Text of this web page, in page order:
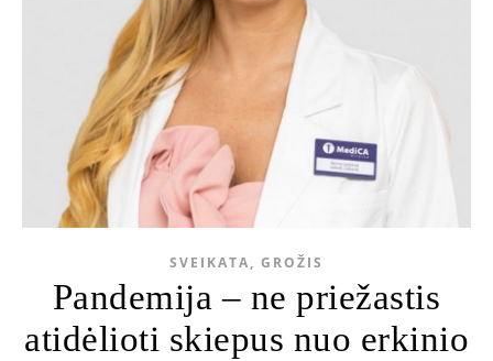
SVEIKATA, GROŽIS
Pandemija – ne priežastis
atidėlioti skiepus nuo erkinio